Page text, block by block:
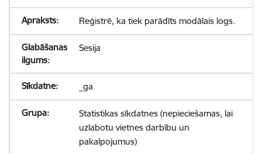
Reģistrē, ka tiek parādīts modālais logs.
Sesija
_ga
Statistikas sīkdatnes (nepieciešamas, lai
uzlabotu vietnes darbību un
pakalpojumus)